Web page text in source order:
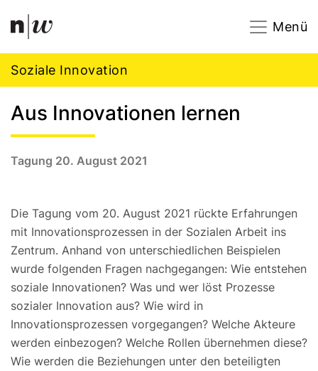
Navigation
Menü
Soziale Innovation
Aus Innovationen lernen
Tagung 20. August 2021
Die Tagung vom 20. August 2021 rückte Erfahrungen
mit Innovationsprozessen in der Sozialen Arbeit ins
Zentrum. Anhand von unterschiedlichen Beispielen
wurde folgenden Fragen nachgegangen: Wie entstehen
soziale Innovationen? Was und wer löst Prozesse
sozialer Innovation aus? Wie wird in
Innovationsprozessen vorgegangen? Welche Akteure
werden einbezogen? Welche Rollen übernehmen diese?
Wie werden die Beziehungen unter den beteiligten
Footer